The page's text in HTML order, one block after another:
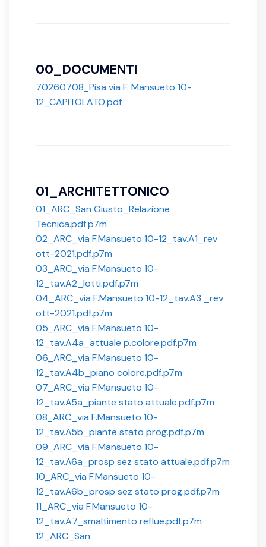
00_DOCUMENTI
70260708_Pisa via F. Mansueto 10-
12_CAPITOLATO.pdf
01_ARCHITETTONICO
01_ARC_San Giusto_Relazione
Tecnica.pdf.p7m
02_ARC_via F.Mansueto 10-12_tav.A1_rev
ott-2021.pdf.p7m
03_ARC_via F.Mansueto 10-
12_tav.A2_lotti.pdf.p7m
04_ARC_via F.Mansueto 10-12_tav.A3 _rev
ott-2021.pdf.p7m
05_ARC_via F.Mansueto 10-
12_tav.A4a_attuale p.colore.pdf.p7m
06_ARC_via F.Mansueto 10-
12_tav.A4b_piano colore.pdf.p7m
07_ARC_via F.Mansueto 10-
12_tav.A5a_piante stato attuale.pdf.p7m
08_ARC_via F.Mansueto 10-
12_tav.A5b_piante stato prog.pdf.p7m
09_ARC_via F.Mansueto 10-
12_tav.A6a_prosp sez stato attuale.pdf.p7m
10_ARC_via F.Mansueto 10-
12_tav.A6b_prosp sez stato prog.pdf.p7m
11_ARC_via F.Mansueto 10-
12_tav.A7_smaltimento reflue.pdf.p7m
12_ARC_San